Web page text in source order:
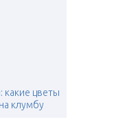
какие цветы
клумбу